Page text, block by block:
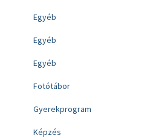
Egyéb
Egyéb
Egyéb
Fotótábor
Gyerekprogram
Képzés